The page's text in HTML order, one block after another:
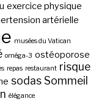
exercice physique
artérielle
musées du Vatican
oméga-3 ostéoporose
repas restaurant risque
sodasSommeil
élégance